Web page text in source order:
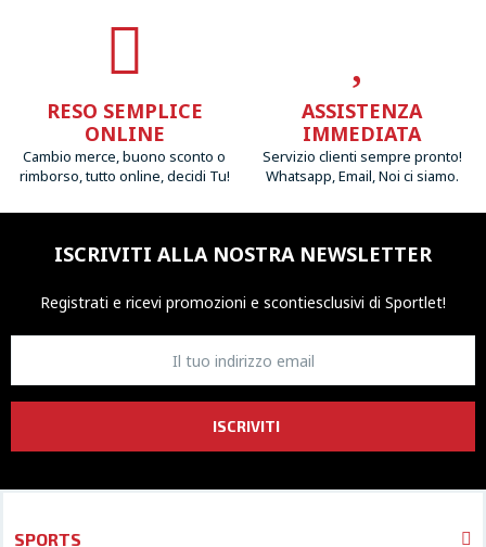
RESO SEMPLICE
ONLINE
Cambio merce, buono sconto o
rimborso, tutto online, decidi Tu!
ASSISTENZA
IMMEDIATA
Servizio clienti sempre pronto!
Whatsapp, Email, Noi ci siamo.
ISCRIVITI ALLA NOSTRA NEWSLETTER
Registrati e ricevi promozioni e scontiesclusivi di Sportlet!
ISCRIVITI
SPORTS